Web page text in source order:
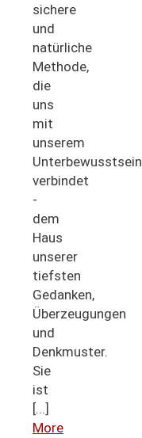
sichere
und
natürliche
Methode,
die
uns
mit
unserem
Unterbewusstsein
verbindet
-
dem
Haus
unserer
tiefsten
Gedanken,
Überzeugungen
und
Denkmuster.
Sie
ist
[...]
More